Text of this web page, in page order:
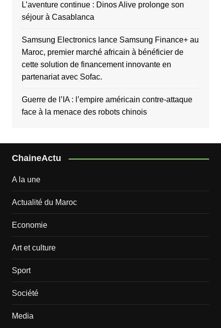
L’aventure continue : Dinos Alive prolonge son
séjour à Casablanca
Samsung Electronics lance Samsung Finance+ au
Maroc, premier marché africain à bénéficier de
cette solution de financement innovante en
partenariat avec Sofac.
Guerre de l’IA : l’empire américain contre-attaque
face à la menace des robots chinois
ChaineActu
A la une
Actualité du Maroc
Economie
Art et culture
Sport
Société
Media